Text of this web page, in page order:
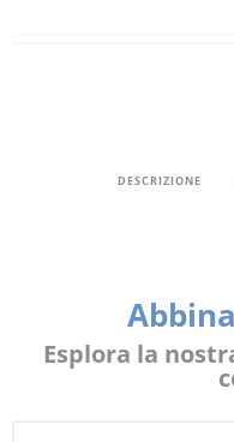
DESCRIZIONE
Esplora la